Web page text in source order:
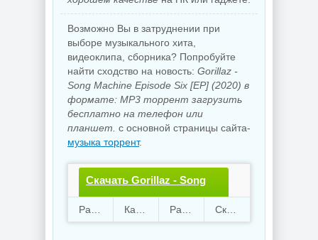
Возможно Вы в затруднении при
выборе музыкального хита,
видеоклипа, сборника? Попробуйте
найти сходство на новость: Gorillaz -
Song Machine Episode Six [EP] (2020) в
формате: MP3 торрент загрузить
бесплатно на телефон или
планшет. с основной страницы сайта-
музыка торрент.
Скачать Gorillaz - Song
Machine Episode Six
52 40 57.39 Mb